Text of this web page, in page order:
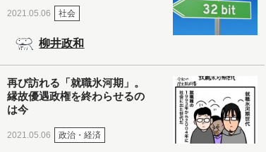
2021.05.06 社会
柳井政和
再び訪れる「就職氷河期」。
縁故優遇政権を終わらせるの
は今
2021.05.06 政治・経済